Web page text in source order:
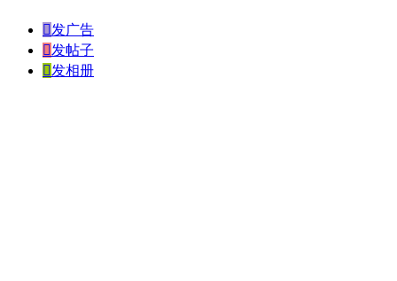
发广告
发帖子
发相册